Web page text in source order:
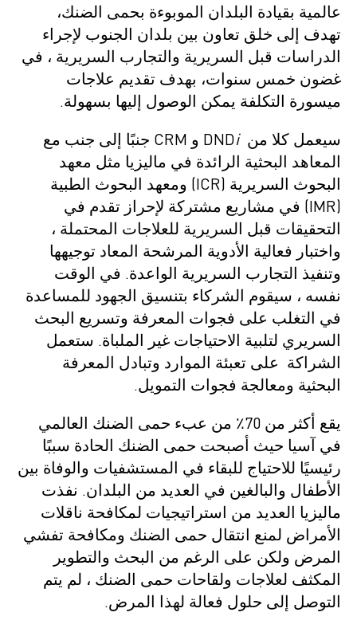
عالمية بقيادة البلدان الموبوءة بحمى الضنك،
تهدف إلى خلق تعاون بين بلدان الجنوب لإجراء
الدراسات قبل السريرية والتجارب السريرية ، في
غضون خمس سنوات، بهدف تقديم علاجات
ميسورة التكلفة يمكن الوصول إليها بسهولة.
سيعمل كلا من DNDi
و CRM جنبًا إلى جنب مع
المعاهد البحثية الرائدة في ماليزيا مثل معهد
البحوث السريرية (ICR) ومعهد البحوث الطبية
(IMR) في مشاريع مشتركة لإحراز تقدم في
التحقيقات قبل السريرية للعلاجات المحتملة ،
واختبار فعالية الأدوية المرشحة المعاد توجيهها
وتنفيذ التجارب السريرية الواعدة. في الوقت
نفسه ، سيقوم الشركاء بتنسيق الجهود للمساعدة
في التغلب على فجوات المعرفة وتسريع البحث
السريري لتلبية الاحتياجات غير الملباة. ستعمل
الشراكة على تعبئة الموارد وتبادل المعرفة
البحثية ومعالجة فجوات التمويل.
يقع أكثر من 70٪ من عبء حمى الضنك العالمي
في آسيا حيث أصبحت حمى الضنك الحادة سببًا
رئيسيًا للاحتياج للبقاء في المستشفيات والوفاة بين
الأطفال والبالغين في العديد من البلدان. نفذت
ماليزيا العديد من استراتيجيات لمكافحة ناقلات
الأمراض لمنع انتقال حمى الضنك ومكافحة تفشي
المرض ولكن على الرغم من البحث والتطوير
المكثف لعلاجات ولقاحات حمى الضنك ، لم يتم
التوصل إلى حلول فعالة لهذا المرض.